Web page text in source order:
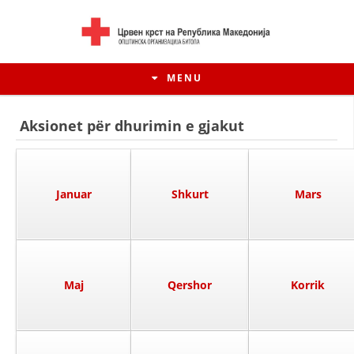
MENU
Aksionet për dhurimin e gjakut
Januar Shkurt Mars
Maj Qershor Korrik